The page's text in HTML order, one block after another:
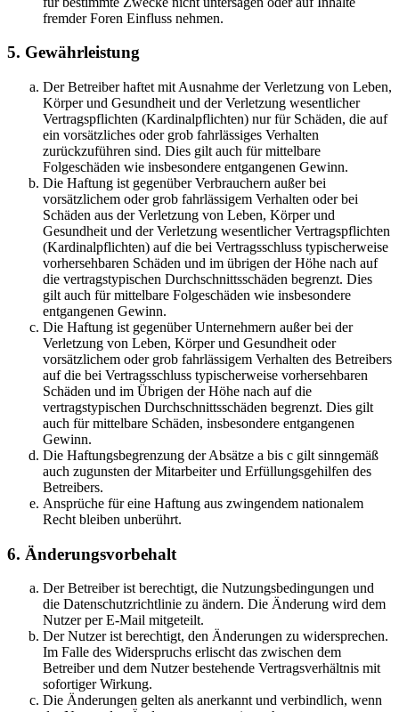
fremder Foren Einfluss nehmen.
5. Gewährleistung
Der Betreiber haftet mit Ausnahme der Verletzung von Leben,
Körper und Gesundheit und der Verletzung wesentlicher
Vertragspflichten (Kardinalpflichten) nur für Schäden, die auf
ein vorsätzliches oder grob fahrlässiges Verhalten
zurückzuführen sind. Dies gilt auch für mittelbare
Folgeschäden wie insbesondere entgangenen Gewinn.
Die Haftung ist gegenüber Verbrauchern außer bei
vorsätzlichem oder grob fahrlässigem Verhalten oder bei
Schäden aus der Verletzung von Leben, Körper und
Gesundheit und der Verletzung wesentlicher Vertragspflichten
(Kardinalpflichten) auf die bei Vertragsschluss typischerweise
vorhersehbaren Schäden und im übrigen der Höhe nach auf
die vertragstypischen Durchschnittsschäden begrenzt. Dies
gilt auch für mittelbare Folgeschäden wie insbesondere
entgangenen Gewinn.
Die Haftung ist gegenüber Unternehmern außer bei der
Verletzung von Leben, Körper und Gesundheit oder
vorsätzlichem oder grob fahrlässigem Verhalten des Betreibers
auf die bei Vertragsschluss typischerweise vorhersehbaren
Schäden und im Übrigen der Höhe nach auf die
vertragstypischen Durchschnittsschäden begrenzt. Dies gilt
auch für mittelbare Schäden, insbesondere entgangenen
Gewinn.
Die Haftungsbegrenzung der Absätze a bis c gilt sinngemäß
auch zugunsten der Mitarbeiter und Erfüllungsgehilfen des
Betreibers.
Ansprüche für eine Haftung aus zwingendem nationalem
Recht bleiben unberührt.
6. Änderungsvorbehalt
Der Betreiber ist berechtigt, die Nutzungsbedingungen und
die Datenschutzrichtlinie zu ändern. Die Änderung wird dem
Nutzer per E-Mail mitgeteilt.
Der Nutzer ist berechtigt, den Änderungen zu widersprechen.
Im Falle des Widerspruchs erlischt das zwischen dem
Betreiber und dem Nutzer bestehende Vertragsverhältnis mit
sofortiger Wirkung.
Die Änderungen gelten als anerkannt und verbindlich, wenn